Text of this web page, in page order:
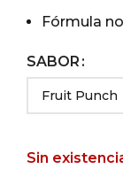
Fórmula
SABOR
Sin